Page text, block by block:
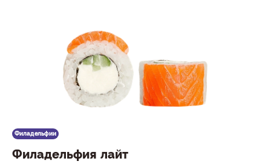
Филадельфии
Филадельфия лайт